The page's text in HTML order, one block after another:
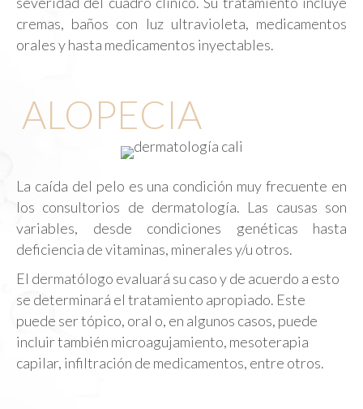
cremas, baños con luz ultravioleta, medicamentos
orales y hasta medicamentos inyectables.
ALOPECIA
La caída del pelo es una condición muy frecuente en
los consultorios de dermatología. Las causas son
variables, desde condiciones genéticas hasta
deficiencia de vitaminas, minerales y/u otros.
El dermatólogo evaluará su caso y de acuerdo a esto
se determinará el tratamiento apropiado. Este
puede ser tópico, oral o, en algunos casos, puede
incluir también microagujamiento, mesoterapia
capilar, infiltración de medicamentos, entre otros.